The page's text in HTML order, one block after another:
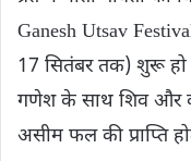
Ganesh Utsav
17 सितंबर तक) शुरू हो
गणेश के साथ शिव और
असीम फल की प्राप्‍ति